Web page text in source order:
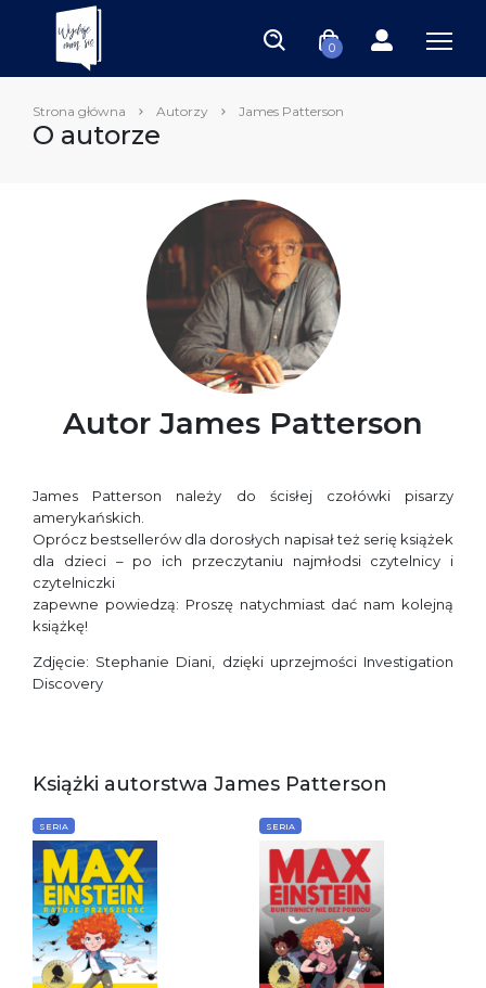
0
Strona główna Autorzy James Patterson
O autorze
Autor James Patterson
James Patterson należy do ścisłej czołówki pisarzy
amerykańskich.
Oprócz bestsellerów dla dorosłych napisał też serię książek
dla dzieci – po ich przeczytaniu najmłodsi czytelnicy i
czytelniczki
zapewne powiedzą: Proszę natychmiast dać nam kolejną
książkę!
Zdjęcie: Stephanie Diani, dzięki uprzejmości Investigation
Discovery
Książki autorstwa James Patterson
SERIA SERIA